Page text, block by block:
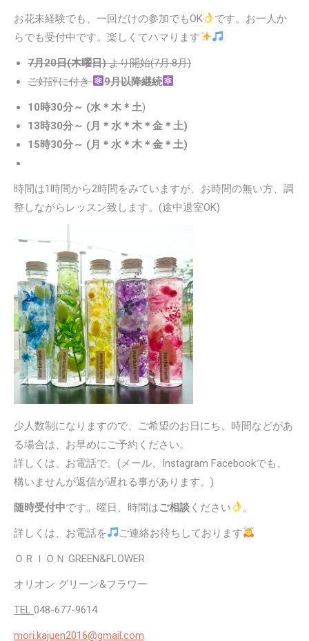
お花未経験でも、一回だけの参加でもOK
です。お一人か
らでも受付中です。楽しくてハマります
7月20日(木曜日)より開始(7月.8月)
ご好評に付き
9月以降継続
10時30分～ (水＊木＊土)
13時30分～ (月＊水＊木＊金＊土)
15時30分～ (月＊水＊木＊金＊土)
時間は1時間から2時間をみていますが、お時間の無い方、調
整しながらレッスン致します。(途中退室OK)
少人数制になりますので、ご希望のお日にち、時間などがあ
る場合は、お早めにご予約ください。
詳しくは、お電話で。(メール、Instagram Facebookでも、
構いませんが返信が遅れる事があります。)
随時受付中です。曜日、時間はご相談 ください 。
詳しくは、お電話を ご連絡お待ちしております
ＯＲＩＯＮ GREEN&FLOWER
オリオン グリーン&フラワー
TEL 048-677-9614
mori.kajuen2016@gmail.com